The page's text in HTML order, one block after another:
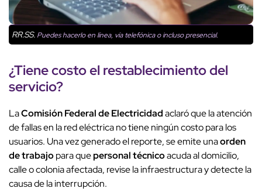
RR.SS. Puedes hacerlo en línea, vía telefónica o incluso presencial.
¿Tiene costo el restablecimiento del
servicio?
LaComisión Federal de Electricidadaclaró que la atención
de fallas en la red eléctrica no tiene ningún costo para los
usuarios. Una vez generado el reporte, se emite unaorden
de trabajopara quepersonal técnicoacuda al domicilio,
calle o colonia afectada, revise la infraestructura y detecte la
causa de la interrupción.